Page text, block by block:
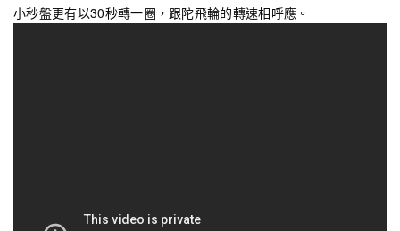
小秒盤更有以30秒轉一圈，跟陀飛輪的轉速相呼應。